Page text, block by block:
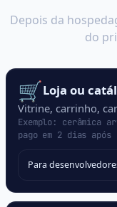
Depois da
do
🛒Loja ou
Vitrine, carrinho,
Exemplo: cerâmica
pago em 2 dias
Para